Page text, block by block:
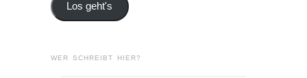
Los geht's
WER SCHREIBT HIER?